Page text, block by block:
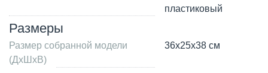
пластиковый
Размеры
Размер собранной модели
(ДxШxВ)
36x25x38 см